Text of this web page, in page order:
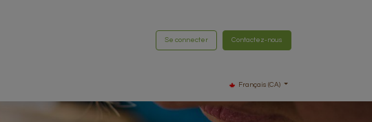
Se connecter Contactez-nous
Français (CA)